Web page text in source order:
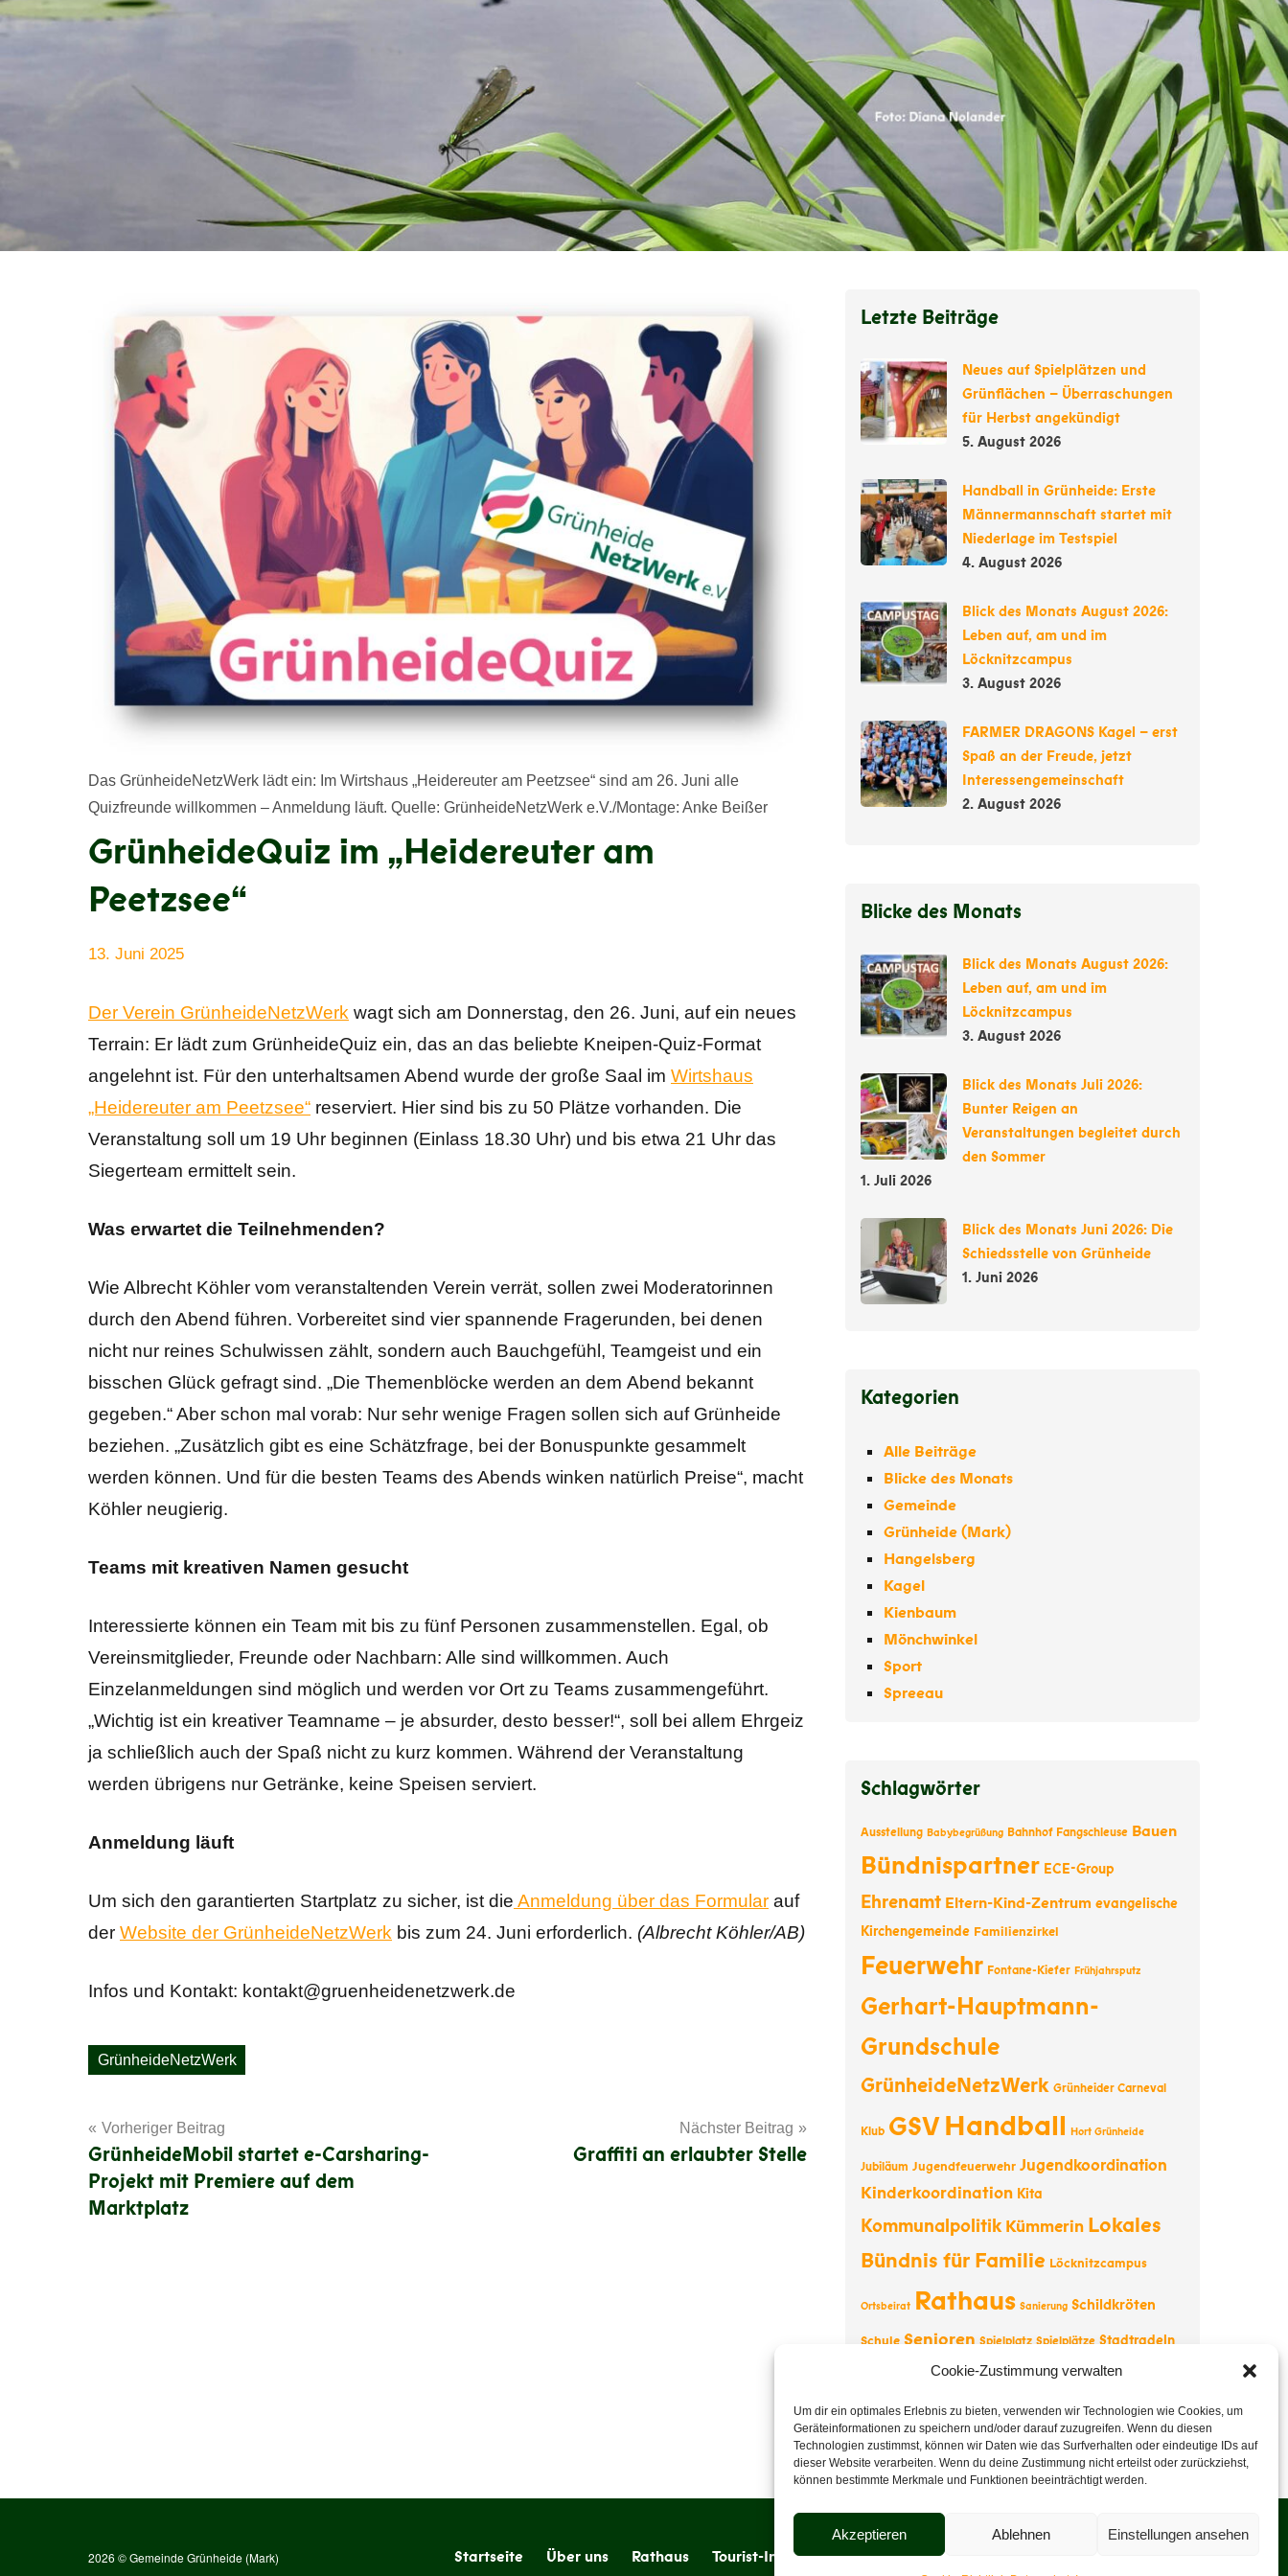
Cookie-Zustimmung verwalten
Um dir ein optimales Erlebnis zu bieten, verwenden wir Technologien wie Cookies, um
Geräteinformationen zu speichern und/oder darauf zuzugreifen. Wenn du diesen
Technologien zustimmst, können wir Daten wie das Surfverhalten oder eindeutige IDs auf
dieser Website verarbeiten. Wenn du deine Zustimmung nicht erteilst oder zurückziehst,
können bestimmte Merkmale und Funktionen beeinträchtigt werden.
Akzeptieren Ablehnen Einstellungen ansehen
Das GrünheideNetzWerk lädt ein: Im Wirtshaus „Heidereuter am Peetzsee“ sind am 26. Juni alle
Quizfreunde willkommen – Anmeldung läuft. Quelle: GrünheideNetzWerk e.V./Montage: Anke Beißer
GrünheideQuiz im „Heidereuter am
Peetzsee“
13. Juni 2025
Der Verein GrünheideNetzWerk wagt sich am Donnerstag, den 26. Juni, auf ein neues
Terrain: Er lädt zum GrünheideQuiz ein, das an das beliebte Kneipen-Quiz-Format
angelehnt ist. Für den unterhaltsamen Abend wurde der große Saal im Wirtshaus
„Heidereuter am Peetzsee“ reserviert. Hier sind bis zu 50 Plätze vorhanden. Die
Veranstaltung soll um 19 Uhr beginnen (Einlass 18.30 Uhr) und bis etwa 21 Uhr das
Siegerteam ermittelt sein.
Was erwartet die Teilnehmenden?
Wie Albrecht Köhler vom veranstaltenden Verein verrät, sollen zwei Moderatorinnen
durch den Abend führen. Vorbereitet sind vier spannende Fragerunden, bei denen
nicht nur reines Schulwissen zählt, sondern auch Bauchgefühl, Teamgeist und ein
bisschen Glück gefragt sind. „Die Themenblöcke werden an dem Abend bekannt
gegeben.“ Aber schon mal vorab: Nur sehr wenige Fragen sollen sich auf Grünheide
beziehen. „Zusätzlich gibt es eine Schätzfrage, bei der Bonuspunkte gesammelt
werden können. Und für die besten Teams des Abends winken natürlich Preise“, macht
Köhler neugierig.
Teams mit kreativen Namen gesucht
Interessierte können ein Team mit bis zu fünf Personen zusammenstellen. Egal, ob
Vereinsmitglieder, Freunde oder Nachbarn: Alle sind willkommen. Auch
Einzelanmeldungen sind möglich und werden vor Ort zu Teams zusammengeführt.
„Wichtig ist ein kreativer Teamname – je absurder, desto besser!“, soll bei allem Ehrgeiz
ja schließlich auch der Spaß nicht zu kurz kommen. Während der Veranstaltung
werden übrigens nur Getränke, keine Speisen serviert.
Anmeldung läuft
Um sich den garantierten Startplatz zu sicher, ist die Anmeldung über das Formular auf
der Website der GrünheideNetzWerk bis zum 24. Juni erforderlich. (Albrecht Köhler/AB)
Infos und Kontakt: kontakt@gruenheidenetzwerk.de
Schlagwörter
GrünheideNetzWerk
Beitragsnavigation
Vorheriger Beitrag
GrünheideMobil startet e-Carsharing-
Projekt mit Premiere auf dem
Marktplatz
Nächster Beitrag
Graffiti an erlaubter Stelle
Letzte Beiträge
Neues auf Spielplätzen und
Grünflächen – Überraschungen
für Herbst angekündigt
5. August 2026
Handball in Grünheide: Erste
Männermannschaft startet mit
Niederlage im Testspiel
4. August 2026
Blick des Monats August 2026:
Leben auf, am und im
Löcknitzcampus
3. August 2026
FARMER DRAGONS Kagel – erst
Spaß an der Freude, jetzt
Interessengemeinschaft
2. August 2026
Blicke des Monats
Blick des Monats August 2026:
Leben auf, am und im
Löcknitzcampus
3. August 2026
Blick des Monats Juli 2026:
Bunter Reigen an
Veranstaltungen begleitet durch
den Sommer
1. Juli 2026
Blick des Monats Juni 2026: Die
Schiedsstelle von Grünheide
1. Juni 2026
Kategorien
Alle Beiträge
Blicke des Monats
Gemeinde
Grünheide (Mark)
Hangelsberg
Kagel
Kienbaum
Mönchwinkel
Sport
Spreeau
Schlagwörter
Ausstellung Babybegrüßung Bahnhof Fangschleuse Bauen
Bündnispartner ECE-Group
Ehrenamt Eltern-Kind-Zentrum evangelische
Kirchengemeinde Familienzirkel
Feuerwehr Fontane-Kiefer Frühjahrsputz
Gerhart-Hauptmann-
Grundschule
GrünheideNetzWerk Grünheider Carneval
Klub GSVHandball Hort Grünheide
Jubiläum Jugendfeuerwehr Jugendkoordination
Kinderkoordination Kita
Kommunalpolitik Kümmerin Lokales
Bündnis für Familie Löcknitzcampus
Ortsbeirat Rathaus Sanierung Schildkröten
Schule Senioren Spielplatz Spielplätze Stadtradeln
Straßenbau TeslaTourismus Tourist-
Information Vereine Vernissage Wappentier
Weihnachten
Startseite Über uns Rathaus Tourist-Information Veranstaltungen
2026 © Gemeinde Grünheide (Mark)